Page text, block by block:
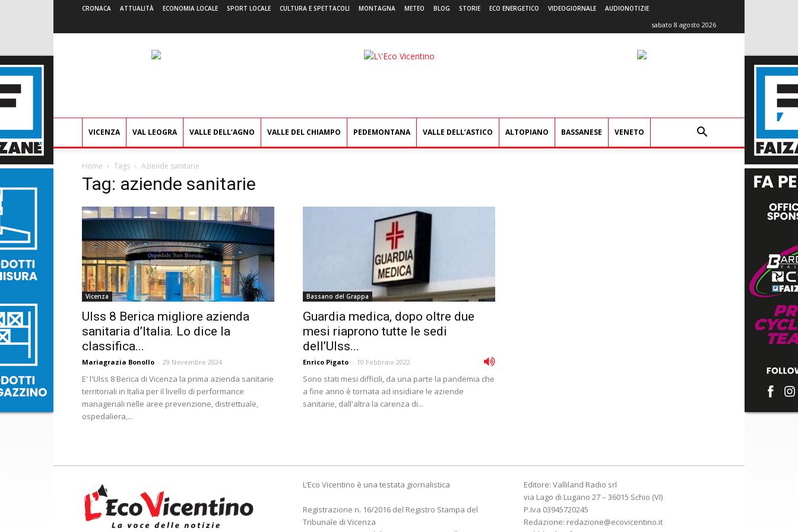
CRONACA ATTUALITÀ ECONOMIA LOCALE SPORT LOCALE CULTURA E SPETTACOLI MONTAGNA METEO BLOG STORIE ECO ENERGETICO VIDEOGIORNALE AUDIONOTIZIE
sabato 8 agosto 2026
L'Eco
VICENZA VAL LEOGRA VALLE DELL’AGNO VALLE DEL CHIAMPO PEDEMONTANA VALLE DELL’ASTICO ALTOPIANO BASSANESE VENETO
Home Tags Aziende sanitarie
Tag: aziende sanitarie
Vicenza
Ulss 8 Berica migliore azienda
sanitaria d’Italia. Lo dice la
classifica...
Mariagrazia Bonollo - 29 Novembre 2024
E' l'Ulss 8 Berica di Vicenza la prima azienda sanitarie
territoriali in Italia per il livello di performance
manageriali nelle aree prevenzione, distrettuale,
ospedaliera,...
Bassano del Grappa
Guardia medica, dopo oltre due
mesi riaprono tutte le sedi
dell’Ulss...
Enrico Pigato - 10 Febbraio 2022
Sono stati mesi difficili, da una parte la pandemia che
a fine anno è tornata ad insidiare le aziende
sanitarie, dall'altra la carenza di...
L’Eco Vicentino è una testata giornalistica
Registrazione n. 16/2016 del Registro Stampa del
Tribunale di Vicenza
Editore: Valliland Radio srl
via Lago di Lugano 27 – 36015 Schio (VI)
P.Iva 03945720245
Redazione: redazione@ecovicentino.it